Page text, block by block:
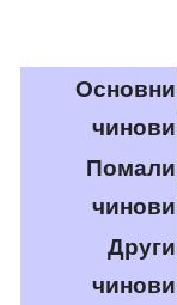
Основни
чинови
Помали
чинови
Други
чинови